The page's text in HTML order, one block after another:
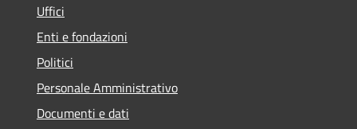
Uffici
Enti e fondazioni
Politici
Personale Amministrativo
Documenti e dati